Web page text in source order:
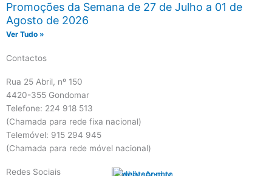
Promoções da Semana de 27 de Julho a 01 de
Agosto de 2026
Ver Tudo »
Contactos
Rua 25 Abril, nº 150
4420-355 Gondomar
Telefone: 224 918 513
(Chamada para rede fixa nacional)
Telemóvel: 915 294 945
(Chamada para rede móvel nacional)
Redes Sociais